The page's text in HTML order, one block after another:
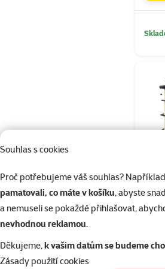
Souhlas s cookies
Proč potřebujeme váš souhlas?
pamatovali, co máte v košíku, abyste
a nemuseli se pokaždé přihlašovat,
nevhodnou reklamou.
Děkujeme,k vašim datům se budeme
Zásady použití cookies